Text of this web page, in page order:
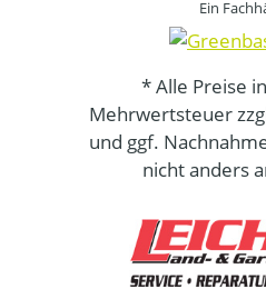
Ein
* Alle Preise
Mehrwertsteuer
und ggf.
nicht anders